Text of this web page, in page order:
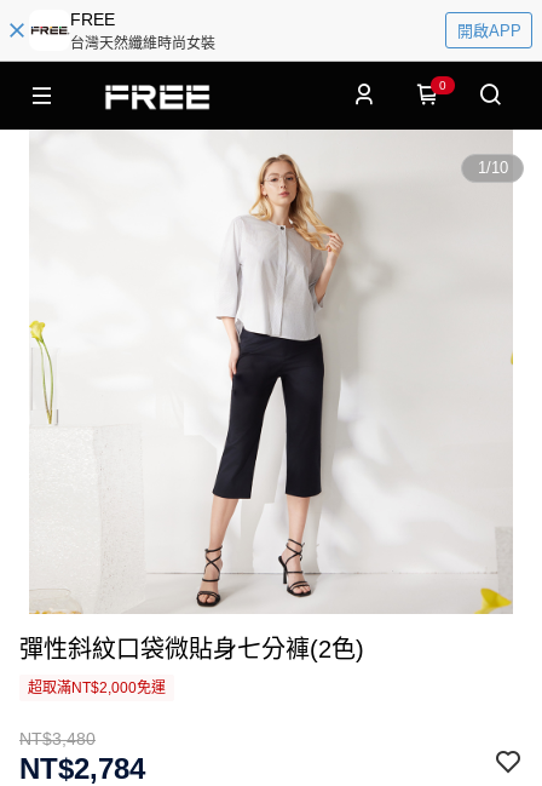
FREE
台灣天然纖維時尚女裝
開啟APP
0
1/10
彈性斜紋口袋微貼身七分褲(2色)
超取滿NT$2,000免運
NT$3,480
NT$2,784